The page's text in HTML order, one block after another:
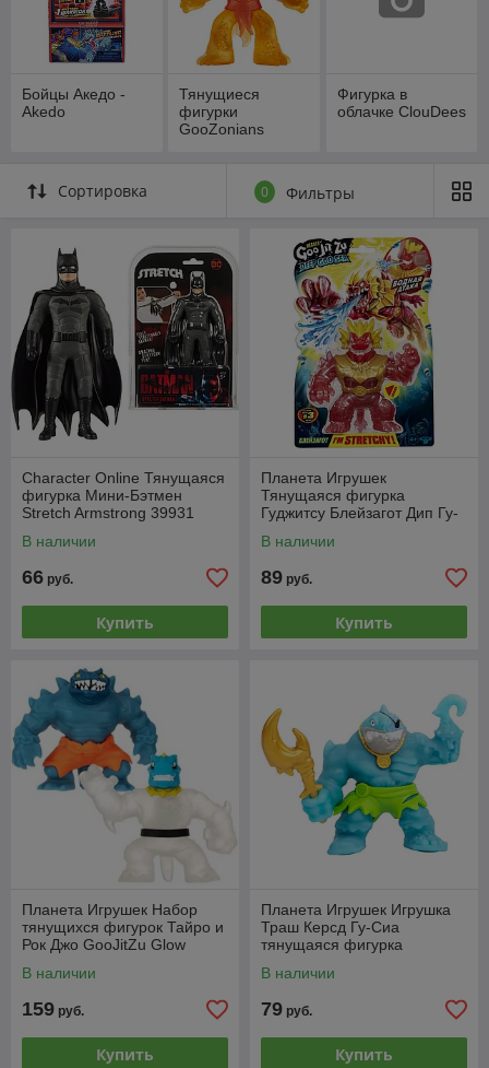
Бойцы Акедо -
Akedo
Тянущиеся
фигурки
GooZonians
Фигурка в
облачке ClouDees
Сортировка 0 Фильтры
Character Online Тянущаяся
фигурка Мини-Бэтмен
Stretch Armstrong 39931
В наличии
66 руб.
Купить
Планета Игрушек
Тянущаяся фигурка
Гуджитсу Блейзагот Дип Гу-
В наличии
89 руб.
Купить
Планета Игрушек Набор
тянущихся фигурок Тайро и
Рок Джо GooJitZu Glow
В наличии
159 руб.
Купить
Планета Игрушек Игрушка
Траш Керсд Гу-Сиа
тянущаяся фигурка
В наличии
79 руб.
Купить